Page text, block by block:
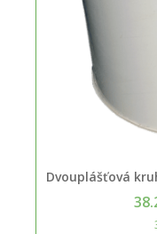
Dvouplášťová